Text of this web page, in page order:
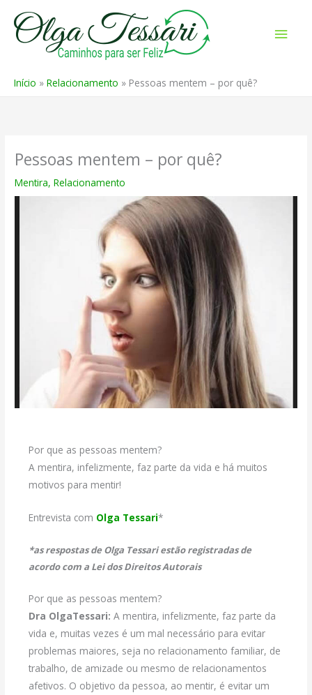
para
Início Relacionamento Pessoas mentem – por quê?
Pessoas mentem – por quê?
Mentira,Relacionamento
Por que as pessoas mentem?
A mentira, infelizmente, faz parte da vida e há muitos
motivos para mentir!
Entrevista com Olga Tessari*
*as respostas de Olga Tessari estão registradas de
acordo com a Lei dos Direitos Autorais
Por que as pessoas mentem?
Dra OlgaTessari: A mentira, infelizmente, faz parte da
vida e, muitas vezes é um mal necessário para evitar
problemas maiores, seja no relacionamento familiar, de
trabalho, de amizade ou mesmo de relacionamentos
afetivos. O objetivo da pessoa, ao mentir, é evitar um